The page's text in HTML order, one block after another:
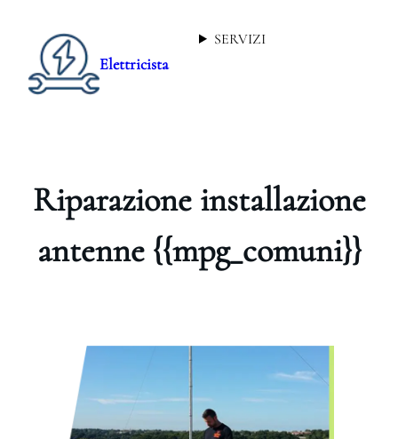
Elettricista
SERVIZI
Riparazione installazione
antenne {{mpg_comuni}}